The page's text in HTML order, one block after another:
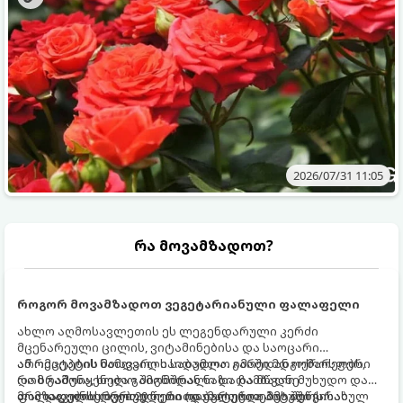
2026/07/31 11:05
რა მოვამზადოთ?
როგორ მოვამზადოთ ვეგეტარიანული ფალაფელი
ახლო აღმოსავლეთის ეს ლეგენდარული კერძი
მცენარეული ცილის, ვიტამინებისა და საოცარი
არომატების ნამდვილი საბადოა. გარედან ოქროსფერი
და ხრაშუნა, ხოლო შიგნიდან ნაზი და მწვანე
ფალაფელის ბურთულები იდეალურია პიტაში (არაბულ
ამ რეცეპტის მთავარი საიდუმლო იმაში მდგომარეობს,
რომ გამოიყენება გამომშრალი და ჩამბალი მუხუდო და
არა დაკონსერვებული, რათა ბურთულებმა შეწვისას
მომზადების დრო: 20 წუთი (დამატებით მუხუდოს